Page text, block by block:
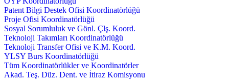
Patent Bilgi Destek Ofisi Koordinatörlüğü
Proje Ofisi Koordinatörlüğü
Sosyal Sorumluluk ve Gönl. Çlş. Koord.
Teknoloji Takımları Koordinatörlüğü
Teknoloji Transfer Ofisi ve K.M. Koord.
YLSY Burs Koordinatörlüğü
Tüm Koordinatörlükler ve Koordinatörler
Akad. Teş. Düz. Dent. ve İtiraz Komisyonu